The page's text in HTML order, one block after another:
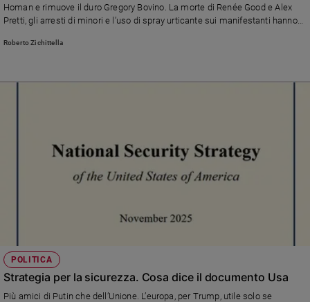
Homan e rimuove il duro Gregory Bovino. La morte di Renée Good e Alex
Pretti, gli arresti di minori e l’uso di spray urticante sui manifestanti hanno
repubblicani, fino alla potente lobby delle armi.
Roberto Zichittella
POLITICA
Strategia per la sicurezza. Cosa dice il documento Usa
Più amici di Putin che dell’Unione. L’europa, per Trump, utile solo se